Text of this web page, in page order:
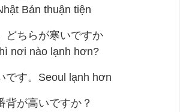
Bản thuận tiện
どちらが寒いですか
nơi nào lạnh hơn?
です。Seoul lạnh hơn
背が高いですか？